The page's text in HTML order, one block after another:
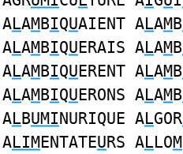
ALAMBIQUAIENT ALAMB
ALAMBIQUERAIS ALAMB
ALAMBIQUERENT ALAMB
ALAMBIQUERONS ALAMB
ALBUMINURIQUE ALGOR
ALIMENTATEURS ALLOM